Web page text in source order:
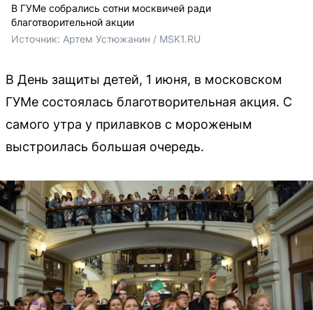
В ГУМе собрались сотни москвичей ради
благотворительной акции
Источник: Артем Устюжанин / MSK1.RU
В День защиты детей, 1 июня, в московском
ГУМе состоялась благотворительная акция. С
самого утра у прилавков с мороженым
выстроилась большая очередь.